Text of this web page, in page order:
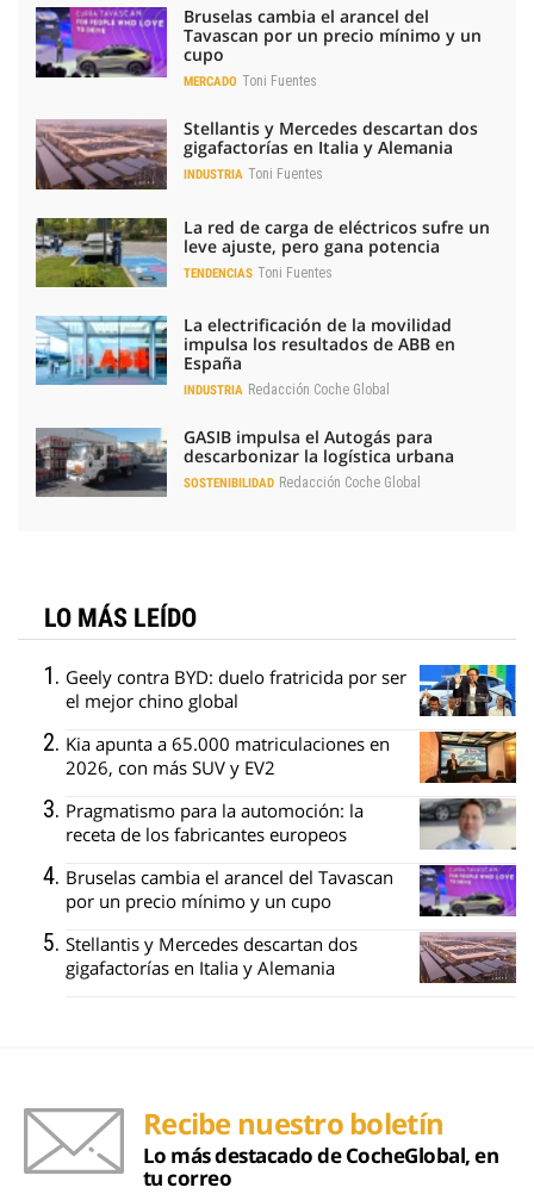
Bruselas cambia el arancel del
Tavascan por un precio mínimo y un
cupo
MERCADO Toni Fuentes
Stellantis y Mercedes descartan dos
gigafactorías en Italia y Alemania
INDUSTRIA Toni Fuentes
La red de carga de eléctricos sufre un
leve ajuste, pero gana potencia
TENDENCIAS Toni Fuentes
La electrificación de la movilidad
impulsa los resultados de ABB en
España
INDUSTRIA Redacción Coche Global
GASIB impulsa el Autogás para
descarbonizar la logística urbana
SOSTENIBILIDAD Redacción Coche Global
LO MÁS LEÍDO
Geely contra BYD: duelo fratricida por ser
el mejor chino global
Kia apunta a 65.000 matriculaciones en
2026, con más SUV y EV2
Pragmatismo para la automoción: la
receta de los fabricantes europeos
Bruselas cambia el arancel del Tavascan
por un precio mínimo y un cupo
Stellantis y Mercedes descartan dos
gigafactorías en Italia y Alemania
Recibe nuestro boletín
Lo más destacado de CocheGlobal, en
tu correo